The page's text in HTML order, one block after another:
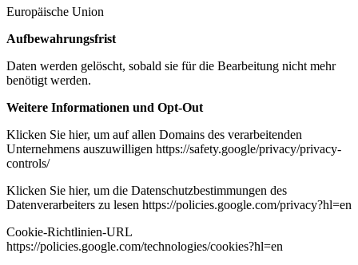
Europäische Union
Aufbewahrungsfrist
Daten werden gelöscht, sobald sie für die Bearbeitung nicht mehr
benötigt werden.
Weitere Informationen und Opt-Out
Klicken Sie hier, um auf allen Domains des verarbeitenden
Unternehmens auszuwilligen https://safety.google/privacy/privacy-
controls/
Klicken Sie hier, um die Datenschutzbestimmungen des
Datenverarbeiters zu lesen https://policies.google.com/privacy?hl=en
Cookie-Richtlinien-URL
https://policies.google.com/technologies/cookies?hl=en